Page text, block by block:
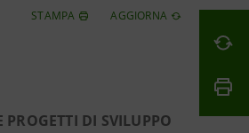
STAMPA AGGIORNA
DI SVILUPPO